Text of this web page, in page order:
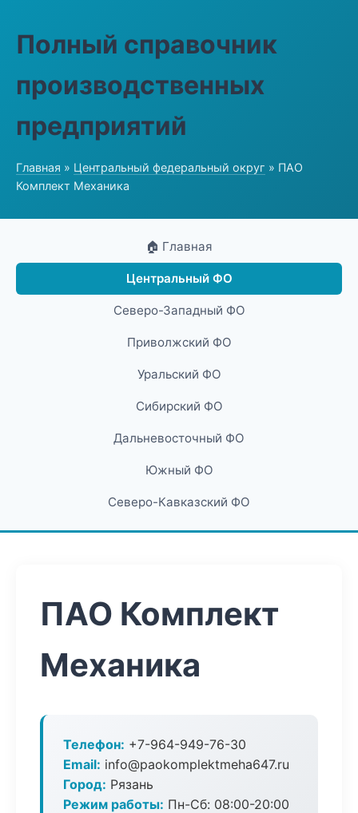
Полный справочник
производственных
предприятий
Главная » Центральный федеральный округ » ПАО
Комплект Механика
🏠 Главная
Центральный ФО
Северо-Западный ФО
Приволжский ФО
Уральский ФО
Сибирский ФО
Дальневосточный ФО
Южный ФО
Северо-Кавказский ФО
ПАО Комплект
Механика
Телефон: +7-964-949-76-30
Email: info@paokomplektmeha647.ru
Город: Рязань
Режим работы: Пн-Сб: 08:00-20:00